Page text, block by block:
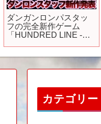
ダンガンロンパスタッ
フの完全新作ゲーム
「HUNDRED LINE -最
カテゴリー